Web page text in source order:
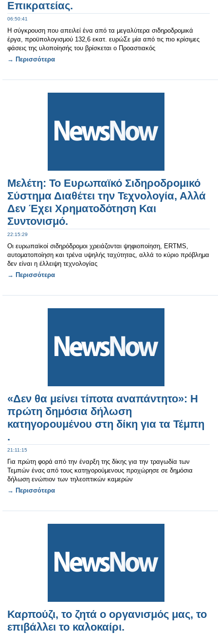
Επικρατείας.
06:50:41
Η σύγκρουση που απειλεί ένα από τα μεγαλύτερα σιδηροδρομικά
έργα, προϋπολογισμού 132,6 εκατ. ευρώΣε μία από τις πιο κρίσιμες
φάσεις της υλοποίησής του βρίσκεται ο Προαστιακός
→ Περισσότερα
Μελέτη: Το Ευρωπαϊκό Σιδηροδρομικό
Σύστημα Διαθέτει την Τεχνολογία, Αλλά
Δεν Έχει Χρηματοδότηση Και
Συντονισμό.
22:15:29
Οι ευρωπαϊκοί σιδηρόδρομοι χρειάζονται ψηφιοποίηση, ERTMS,
αυτοματοποίηση και τρένα υψηλής ταχύτητας, αλλά το κύριο πρόβλημα
δεν είναι η έλλειψη τεχνολογίας
→ Περισσότερα
«Δεν θα μείνει τίποτα αναπάντητο»: Η
πρώτη δημόσια δήλωση
κατηγορουμένου στη δίκη για τα Τέμπη
.
21:11:15
Για πρώτη φορά από την έναρξη της δίκης για την τραγωδία των
Τεμπών ένας από τους κατηγορούμενους προχώρησε σε δημόσια
δήλωση ενώπιον των τηλεοπτικών καμερών
→ Περισσότερα
Καρπούζι, το ζητά ο οργανισμός μας, το
επιβάλλει το καλοκαίρι.